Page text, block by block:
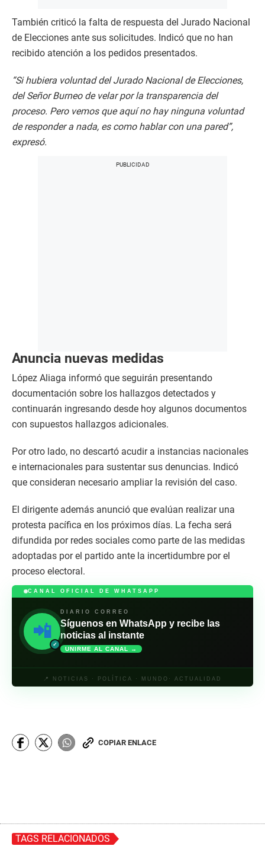
También criticó la falta de respuesta del Jurado Nacional
de Elecciones ante sus solicitudes. Indicó que no han
recibido atención a los pedidos presentados.
“Si hubiera voluntad del Jurado Nacional de Elecciones,
del Señor Burneo de velar por la transparencia del
proceso. Pero vemos que aquí no hay ninguna voluntad
de responder a nada, es como hablar con una pared”,
expresó.
Anuncia nuevas medidas
López Aliaga informó que seguirán presentando
documentación sobre los hallazgos detectados y
continuarán ingresando desde hoy algunos documentos
con supuestos hallazgos adicionales.
Por otro lado, no descartó acudir a instancias nacionales
e internacionales para sustentar sus denuncias. Indicó
que consideran necesario ampliar la revisión del caso.
El dirigente además anunció que evalúan realizar una
protesta pacífica en los próximos días. La fecha será
difundida por redes sociales como parte de las medidas
adoptadas por el partido ante la incertidumbre por el
proceso electoral.
CANAL OFICIAL DE WHATSAPP
📲
✓
DIARIO CORREO
Síguenos en WhatsApp y recibe las
noticias al instante
UNIRME AL CANAL →
📍 NOTICIAS · POLÍTICA · MUNDO· ACTUALIDAD
COPIAR ENLACE
TAGS RELACIONADOS